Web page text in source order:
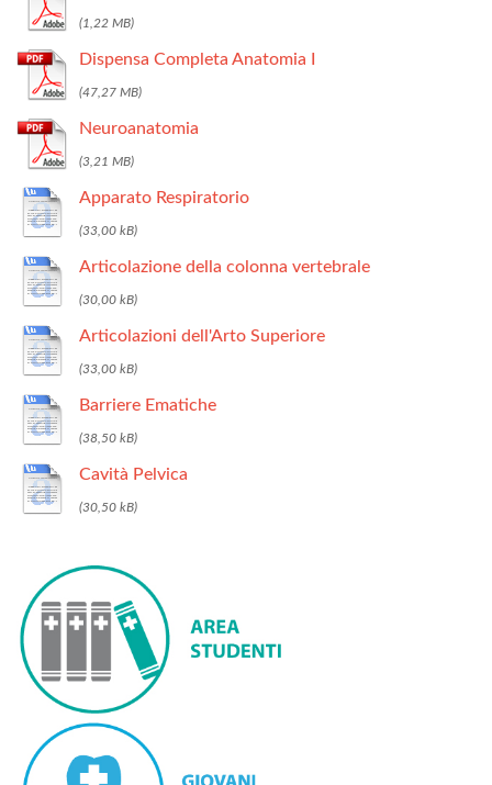
Dispensa Completa Anatomia I
Neuroanatomia
Apparato Respiratorio
Articolazione della colonna vertebrale
Articolazioni dell'Arto Superiore
Barriere Ematiche
Cavità Pelvica